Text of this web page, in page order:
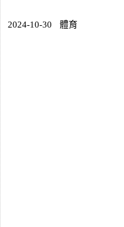
2024-10-30 體育